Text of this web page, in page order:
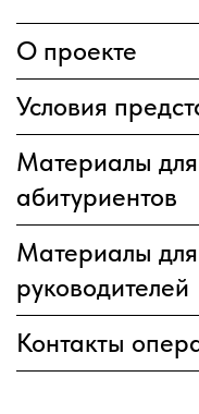
О проекте
Условия
Материалы для
абитуриентов
Материалы
руководителей
Контакты